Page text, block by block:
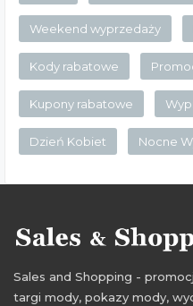
Weekend wyprzedaży
Kody rabatowe
Kupony rabatowe
Dzień Kobiet Nocne
Sales and Shopping -
targi mody, pokazy mody,